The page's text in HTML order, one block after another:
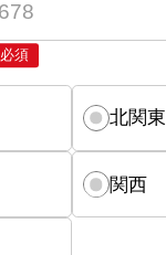
必須
北関東
関西